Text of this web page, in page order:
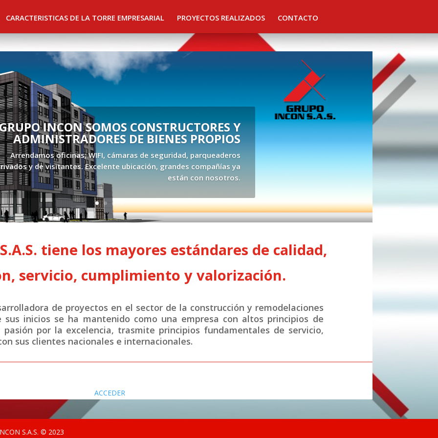
CARACTERISTICAS DE LA TORRE EMPRESARIAL PROYECTOS REALIZADOS CONTACTO
INCON SOMOS CONSTRUCTORES Y
ADMINISTRADORES DE BIENES PROPIOS
Arrendamos oficinas; WIFI, cámaras de seguridad, parqueaderos
y de visitantes. Excelente ubicación, grandes compañías ya
están con nosotros.
tiene los mayores estándares de calidad,
servicio, cumplimiento y valorización.
de proyectos en el sector de la construcción y remodelaciones
sus inicios se ha mantenido como una empresa con altos principios de
pasión por la excelencia, trasmite principios fundamentales de servicio,
sus clientes nacionales e internacionales.
ACCEDER
S.A.S. © 2023